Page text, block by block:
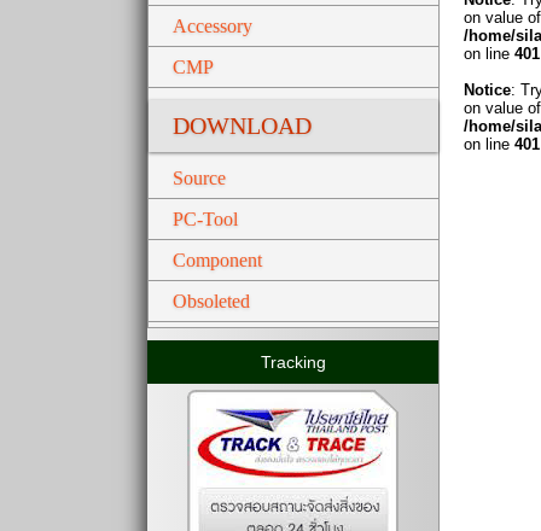
Accessory
CMP
DOWNLOAD
Source
PC-Tool
Component
Obsoleted
Tracking
on value
/home/
on line 401
Notice:
on value
/home/
on line 401